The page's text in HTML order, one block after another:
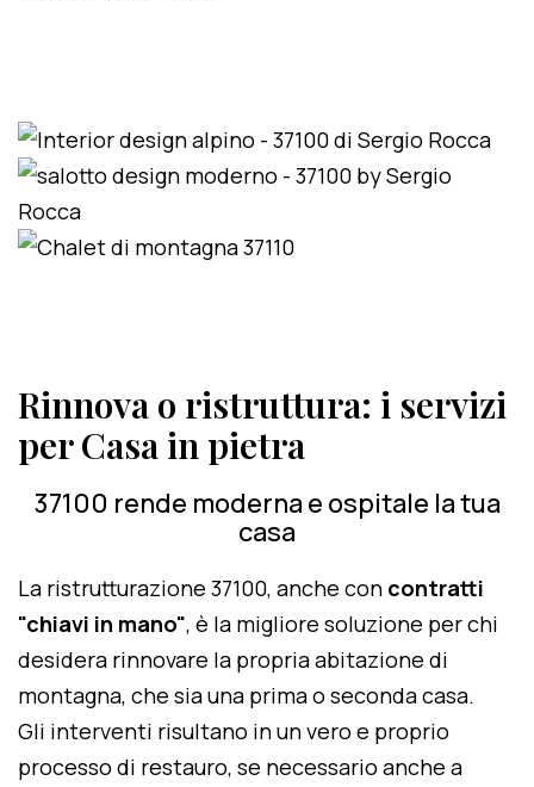
Rinnova o ristruttura: i servizi
per Casa in pietra
37100 rende moderna e ospitale la tua
casa
La ristrutturazione 37100, anche con contratti
"chiavi in mano", è la migliore soluzione per chi
desidera rinnovare la propria abitazione di
montagna, che sia una prima o seconda casa.
Gli interventi risultano in un vero e proprio
processo di restauro, se necessario anche a